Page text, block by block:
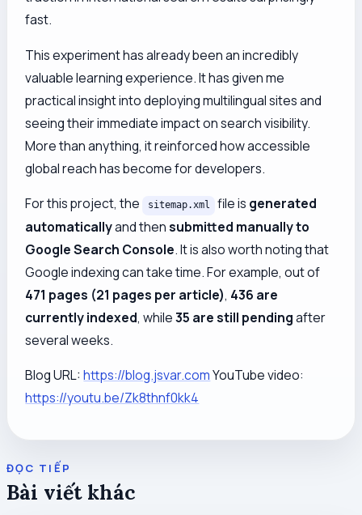
fast.
This experiment has already been an incredibly
valuable learning experience. It has given me
practical insight into deploying multilingual sites and
seeing their immediate impact on search visibility.
More than anything, it reinforced how accessible
global reach has become for developers.
For this project, the
sitemap.xml file is generated
automaticallyand thensubmitted manually to
Google Search Console. It is also worth noting that
Google indexing can take time. For example, out of
471 pages (21 pages per article), 436 are
currently indexed, while35 are still pendingafter
several weeks.
Blog URL:https://blog.jsvar.comYouTube video:
https://youtu.be/Zk8thnf0kk4
ĐỌC TIẾP
Bài viết khác